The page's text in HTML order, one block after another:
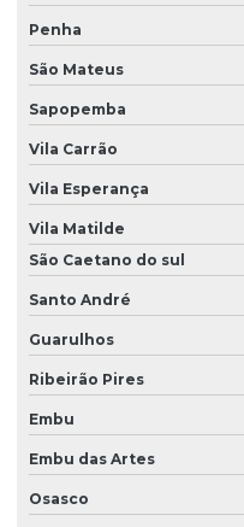
Dedetizadora de aranhas
Dedetizadora de insetos
Dedetizadora de percevejos
Dedetizadora de pombos
Dedetizadora de pulgas
Dedetizadora de traças
Descupinização apartamento
Descupinização de madeira
Descupinização de móveis
Descupinização de piano
Descupinização de portas
Descupinização de solo
Penha
São Mateus
Sapopemba
Vila Carrão
Vila Esperança
Vila Matilde
São Caetano do sul
Santo André
Guarulhos
Ribeirão Pires
Embu
Embu das Artes
Osasco